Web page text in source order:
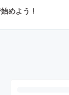
めよう！